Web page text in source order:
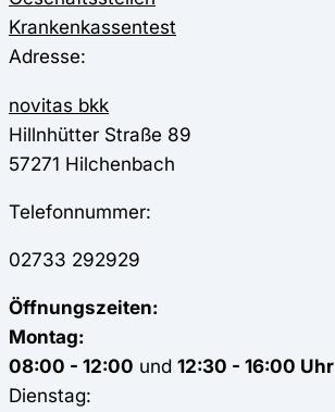
Krankenkassentest
Adresse:
novitas bkk
Hillnhütter Straße 89
57271 Hilchenbach
Telefonnummer:
02733 292929
Öffnungszeiten:
Montag:
08:00 - 12:00 und 12:30 - 16:00 Uhr
Dienstag: